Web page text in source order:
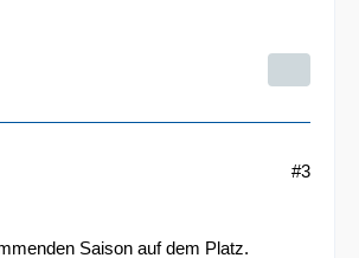
#3
Saison auf dem Platz.